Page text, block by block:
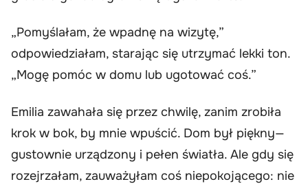
„Pomyślałam, że wpadnę na wizytę,”
odpowiedziałam, starając się utrzymać lekki ton.
„Mogę pomóc w domu lub ugotować coś.”
Emilia zawahała się przez chwilę, zanim zrobiła
krok w bok, by mnie wpuścić. Dom był piękny—
gustownie urządzony i pełen światła. Ale gdy się
rozejrzałam, zauważyłam coś niepokojącego: nie